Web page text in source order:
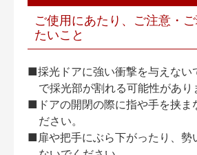
ご使用にあたり、ご注意・
たいこと
■採光ドアに強い衝撃を与えない
で採光部が割れる可能性があり
■ドアの開閉の際に指や手を挟ま
ださい。
■扉や把手にぶら下がったり、勢